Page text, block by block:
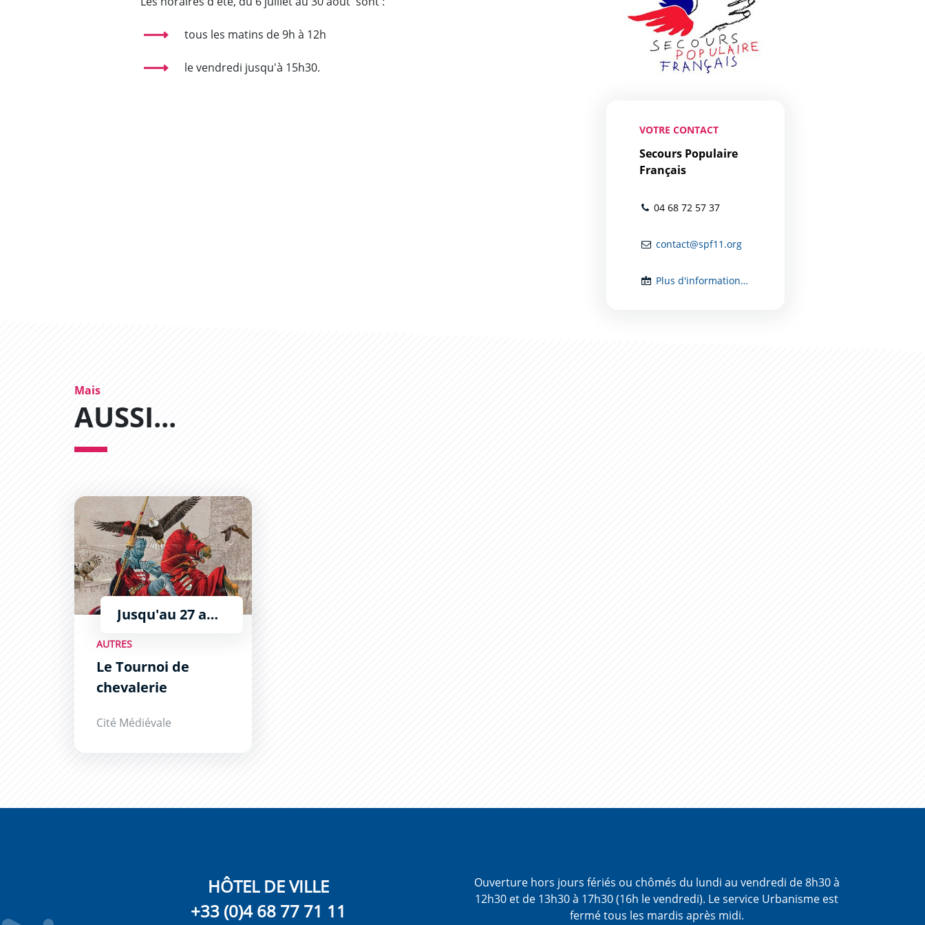
tous les matins de 9h à 12h
le vendredi jusqu'à 15h30.
VOTRE CONTACT
Secours Populaire
Français
04 68 72 57 37
contact@spf11.org
Plus d'informations...
Mais
AUSSI...
Le Tournoi de chevalerie
Jusqu'au 27 août, tous les jours sauf le samedi
AUTRES
Le Tournoi de
chevalerie
Cité Médiévale
HÔTEL DE VILLE
+33 (0)4 68 77 71 11
Ouverture hors jours fériés ou chômés du lundi au vendredi de 8h30 à
12h30 et de 13h30 à 17h30 (16h le vendredi). Le service Urbanisme est
fermé tous les mardis après midi.